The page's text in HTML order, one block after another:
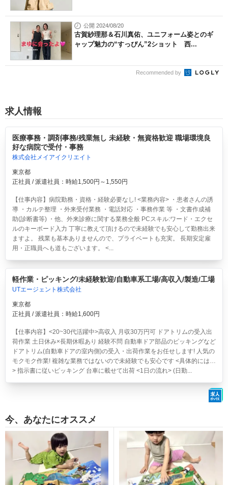
公開 2024/08/20
古賀紗理那＆石川真佑、ユニフォーム姿とのギ
ャップ魅力の“すっぴん”2ショット 西...
Recommended by
求人情報
医療事務・調剤事務/残業無し 未経験・無資格歓迎 職場環境良
好な病院で受付・事務
株式会社メイアイクリエイト
東京都
正社員 / 派遣社員：時給1,500円～1,550円
【仕事内容】病院勤務・資格・経験必要なし! <業務内容> ・患者さんの誘
導 ・カルテ整理 ・外来受付業務 ・電話対応 ・事務作業 等 ・文書作成補
助(診断書等) ・他、外来診療に関する業務全般 PCスキル:ワード・エクセ
ルのキーボード入力 丁寧に教えて頂けるので未経験でも安心して勤務出来
ますよ。 残業も基本ありませんので、プライベートも充実。 長期安定雇
用・正職員へも道もございます。 <...
軽作業・ピッキング/未経験歓迎/自動車系工場/高収入/製造/工場
UTエージェント株式会社
東京都
正社員 / 派遣社員：時給1,600円
【仕事内容】<20~30代活躍中>高収入 月収30万円可 ドアトリムの受入出
荷作業 土日休み×長期休暇あり 経験不問 自動車ドア部品のピッキングなど
ドアトリム(自動車ドアの室内側)の受入・出荷作業をお任せします! 人気の
モクモク作業! 複雑な業務ではないので未経験でも安心です <具体的には…
> 指示書に従いピッキング 台車に載せて出荷 <1日の流れ> (日勤...
今、あなたにオススメ